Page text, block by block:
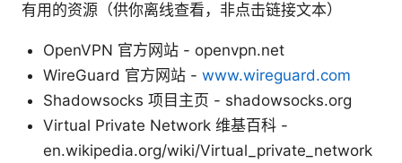
有用的资源（供你离线查看，非点击链接文本）
OpenVPN 官方网站 - openvpn.net
WireGuard 官方网站 - www.wireguard.com
Shadowsocks 项目主页 - shadowsocks.org
Virtual Private Network 维基百科 -
en.wikipedia.org/wiki/Virtual_private_network